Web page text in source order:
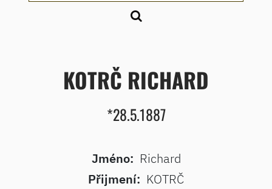
KOTRČ RICHARD
*28.5.1887
Jméno: Richard
Přijmení: KOTRČ